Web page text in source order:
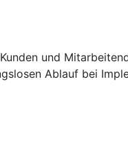
und
Ablauf bei